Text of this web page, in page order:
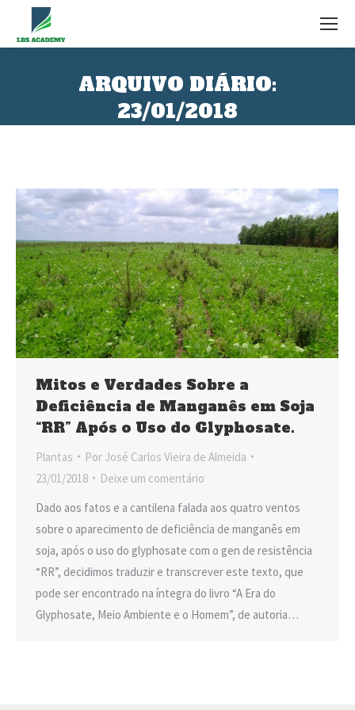
ARQUIVO DIÁRIO:
23/01/2018
Mitos e Verdades Sobre a
Deficiência de Manganês em Soja
“RR” Após o Uso do Glyphosate.
Plantas Por José Carlos Vieira de Almeida
23/01/2018
Deixe um comentário
Dado aos fatos e a cantilena falada aos quatro ventos
sobre o aparecimento de deficiência de manganês em
soja, após o uso do glyphosate com o gen de resistência
“RR”, decidimos traduzir e transcrever este texto, que
pode ser encontrado na íntegra do livro “A Era do
Glyphosate, Meio Ambiente e o Homem”, de autoria…